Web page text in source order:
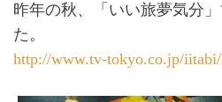
昨年の秋、「いい旅夢気分
た。
http://www.tv-tokyo.co.jp/iitabi/